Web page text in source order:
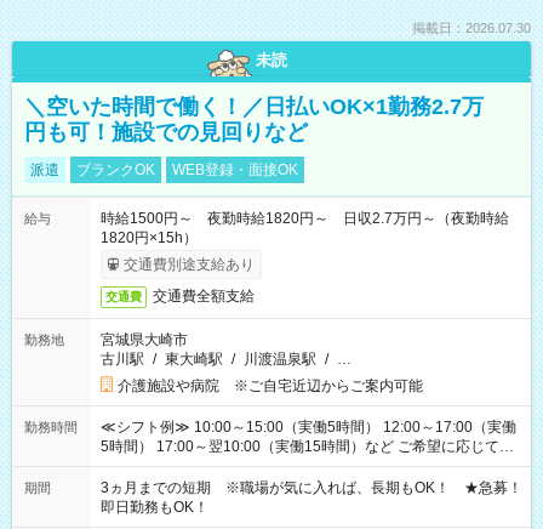
掲載日：2026.07.30
未読
＼空いた時間で働く！／日払いOK×1勤務2.7万
円も可！施設での見回りなど
派遣 ブランクOK WEB登録・面接OK
給与
時給1500円～ 夜勤時給1820円～ 日収2.7万円～（夜勤時給
1820円×15h）
交通費別途支給あり
交通費 交通費全額支給
勤務地
宮城県大崎市
古川駅 / 東大崎駅 / 川渡温泉駅 / …
介護施設や病院 ※ご自宅近辺からご案内可能
勤務時間
≪シフト例≫ 10:00～15:00（実働5時間） 12:00～17:00（実働
5時間） 17:00～翌10:00（実働15時間）など ご希望に応じて、
働く時間は調整できます！ お気軽に担当へ相談ください！
期間
3ヵ月までの短期 ※職場が気に入れば、長期もOK！ ★急募！
即日勤務もOK！